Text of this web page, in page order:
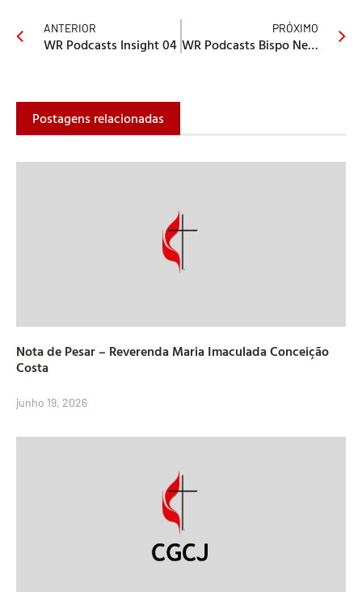
ANTERIOR
WR Podcasts Insight 04
PRÓXIMO
WR Podcasts Bispo Nelson 01
Postagens relacionadas
Nota de Pesar – Reverenda Maria Imaculada Conceição
Costa
junho 19, 2026